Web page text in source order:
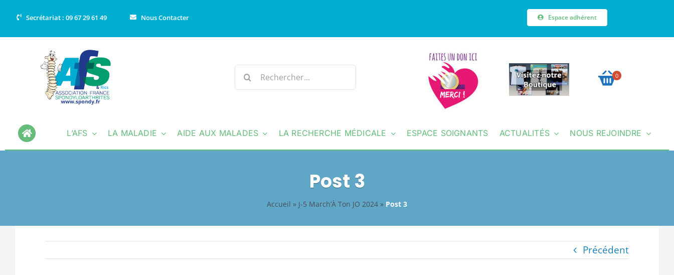
Secrétariat : 09 67 29 61 49 Nous Contacter Espace adhérent
Rechercher: 0
L’AFS LA MALADIE AIDE AUX MALADES LA RECHERCHE MÉDICALE ESPACE SOIGNANTS ACTUALITÉS NOUS REJOINDRE
Post 3
Accueil » J-5 March’À Ton JO 2024 » Post 3
Précédent